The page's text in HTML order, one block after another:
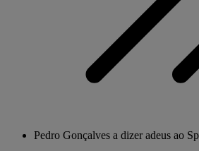
Pedro Gonçalves a dizer adeus ao